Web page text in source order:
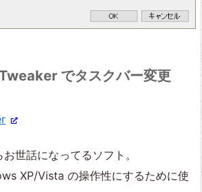
でタスクバー変更
世話になってるソフト。
XP/Vista の操作性にするために使